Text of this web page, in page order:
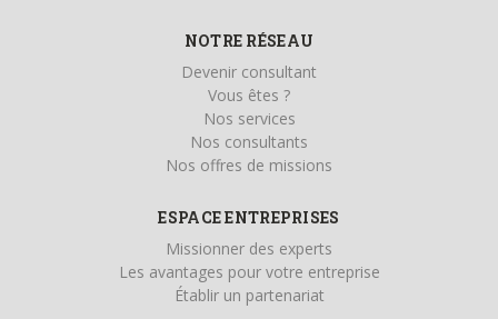
NOTRE RÉSEAU
Devenir consultant
Vous êtes ?
Nos services
Nos consultants
Nos offres de missions
ESPACE ENTREPRISES
Missionner des experts
Les avantages pour votre entreprise
Établir un partenariat